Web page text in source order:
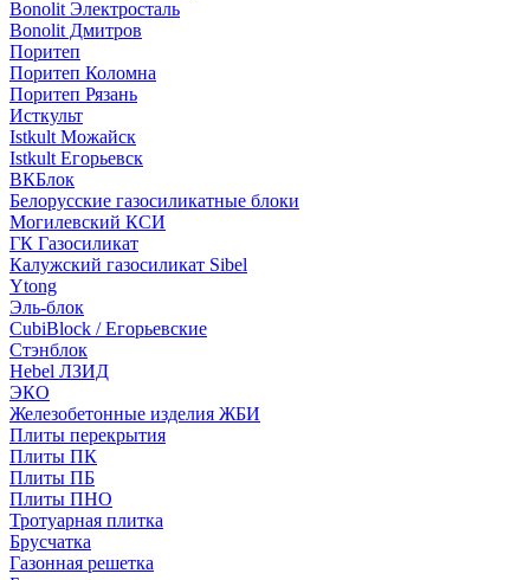
Bonolit Электросталь
Bonolit Дмитров
Поритеп
Поритеп Коломна
Поритеп Рязань
Исткульт
Istkult Можайск
Istkult Егорьевск
ВКБлок
Белорусские газосиликатные блоки
Могилевский КСИ
ГК Газосиликат
Калужский газосиликат Sibel
Ytong
Эль-блок
CubiBlock / Егорьевские
Стэнблок
Hebel ЛЗИД
ЭКО
Железобетонные изделия ЖБИ
Плиты перекрытия
Плиты ПК
Плиты ПБ
Плиты ПНО
Тротуарная плитка
Брусчатка
Газонная решетка